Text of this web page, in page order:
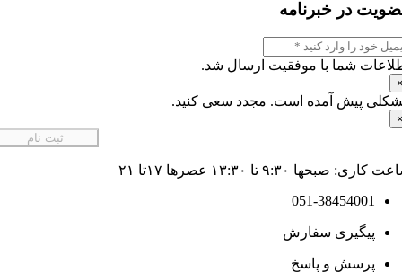
در خبرنامه
شما با موفقیت ارسال شد.
پیش آمده است. مجدد سعی کنید.
ثبت نام
صبحها ۹:۳۰ تا ۱۳:۳۰ عصرها ۱۷تا ۲۱
051-38454001
پیگیری سفارش
پرسش و پاسخ